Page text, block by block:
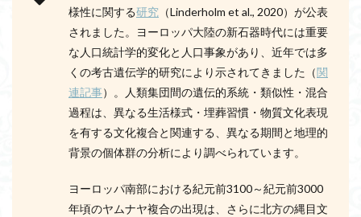
様性に関する研究 （Linderholm et al., 2020）が公表
されました。ヨーロッパ大陸の新石器時代には重要
な人口統計学的変化と人口事象があり、近年では多
くの考古遺伝学的研究により示されてきました（関
連記事）。人類集団間の遺伝的系統・類似性・混合
過程は、異なる生活様式・埋葬習慣・物質文化表現
を有する文化複合と関連する、異なる期間と地理的
背景の個体群の分析により調べられています。
ヨーロッパ南部における紀元前3100～紀元前3000
年頃のヤムナヤ複合の出現は、さらに北方の縄目文